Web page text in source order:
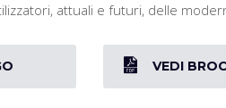
attuali e futuri, delle
VEDI